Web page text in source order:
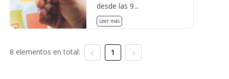
desde las 9...
Leer más
8 elementos en total: 1